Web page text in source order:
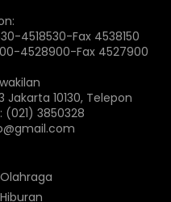
4518530-Fax 4538150
4528900-Fax 4527900
Jakarta 10130, Telepon
3850328
Olahraga
Hiburan